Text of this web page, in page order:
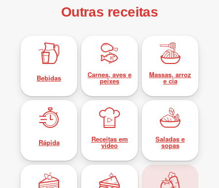
Outras receitas
Bebidas Carnes, aves e
peixes
Massas, arroz
e cia
Rápida Receitas em
vídeo
Saladas e
sopas